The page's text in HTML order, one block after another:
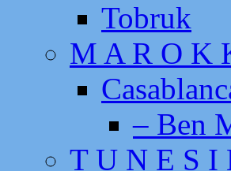
Tobruk
M A R O K
– Ben
T U N E S I